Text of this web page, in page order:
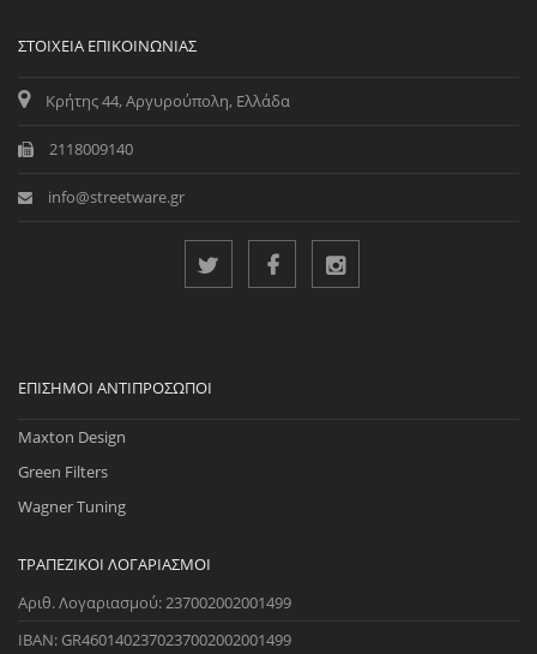
ΣΤΟΙΧΕΊΑ ΕΠΙΚΟΙΝΩΝΊΑΣ
Κρήτης 44, Αργυρούπολη, Ελλάδα
2118009140
info@streetware.gr
ΕΠΊΣΗΜΟΙ ΑΝΤΙΠΡΌΣΩΠΟΙ
Maxton Design
Green Filters
Wagner Tuning
ΤΡΑΠΕΖΙΚΟΊ ΛΟΓΑΡΙΑΣΜΟΊ
Αριθ. Λογαριασμού: 237002002001499
IBAN: GR4601402370237002002001499